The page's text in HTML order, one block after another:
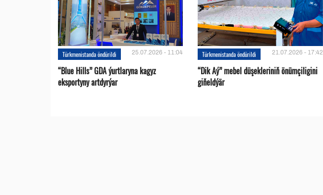
Türkmenistanda öndürildi 25.07.2026 - 11:04
“Blue Hills” GDA ýurtlaryna kagyz
eksportyny artdyrýar
Türkmenistanda öndürildi 21.07.2026 - 17:42
“Dik Aý” mebel düşekleriniň önümçiligini
giňeldýär